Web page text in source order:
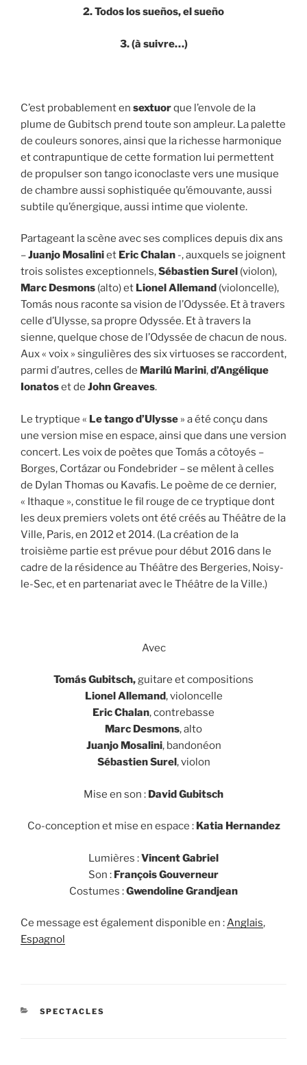
2. Todos los sueños, el sueño
3. (à suivre…)
C’est probablement en sextuorque l’envole de la
plume de Gubitsch prend toute son ampleur. La palette
de couleurs sonores, ainsi que la richesse harmonique
et contrapuntique de cette formation lui permettent
de propulser son tango iconoclaste vers une musique
de chambre aussi sophistiquée qu’émouvante, aussi
subtile qu’énergique, aussi intime que violente.
Partageant la scène avec ses complices depuis dix ans
–Juanjo Mosaliniet Eric Chalan -, auxquels se joignent
trois solistes exceptionnels,Sébastien Surel (violon),
Marc Desmons (alto) et Lionel Allemand (violoncelle),
Tomás nous raconte sa vision de l’Odyssée. Et à travers
celle d’Ulysse, sa propre Odyssée. Et à travers la
sienne, quelque chose de l’Odyssée de chacun de nous.
Aux « voix » singulières des six virtuoses se raccordent,
parmi d’autres, celles de Marilú Marini,d’Angélique
Ionatoset de John Greaves.
Le tryptique « Le tango d’Ulysse » a été conçu dans
une version mise en espace, ainsi que dans une version
concert. Les voix de poètes que Tomás a côtoyés –
Borges, Cortázar ou Fondebrider – se mêlent à celles
de Dylan Thomas ou Kavafis. Le poème de ce dernier,
« Ithaque », constitue le fil rouge de ce tryptique dont
les deux premiers volets ont été créés au Théâtre de la
Ville, Paris, en 2012 et 2014. (La création de la
troisième partie est prévue pour début 2016 dans le
cadre de la résidence au Théâtre des Bergeries, Noisy-
le-Sec, et en partenariat avec le Théâtre de la Ville.)
Avec
Tomás Gubitsch,guitare et compositions
Lionel Allemand, violoncelle
Eric Chalan, contrebasse
Marc Desmons, alto
Juanjo Mosalini, bandonéon
Sébastien Surel, violon
Mise en son : David Gubitsch
Co-conception et mise en espace : Katia Hernandez
Lumières :Vincent Gabriel
Son : François Gouverneur
Costumes :Gwendoline Grandjean
Ce message est également disponible en :Anglais
Espagnol
CATÉGORIES
SPECTACLES